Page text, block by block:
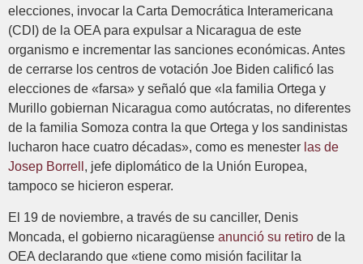
elecciones, invocar la Carta Democrática Interamericana
(CDI) de la OEA para expulsar a Nicaragua de este
organismo e incrementar las sanciones económicas. Antes
de cerrarse los centros de votación Joe Biden calificó las
elecciones de «farsa» y señaló que «la familia Ortega y
Murillo gobiernan Nicaragua como autócratas, no diferentes
de la familia Somoza contra la que Ortega y los sandinistas
lucharon hace cuatro décadas», como es menester las de
Josep Borrell , jefe diplomático de la Unión Europea,
tampoco se hicieron esperar.
El 19 de noviembre, a través de su canciller, Denis
Moncada, el gobierno nicaragüense anunció su retiro de la
OEA declarando que «tiene como misión facilitar la